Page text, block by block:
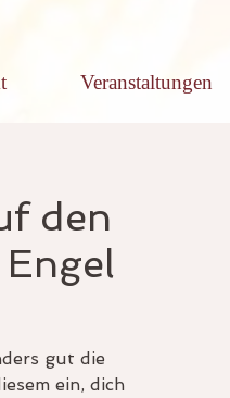
Veranstaltungen
den
gut die
ein, dich